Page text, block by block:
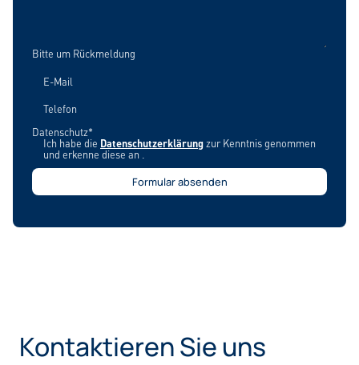
Bitte um Rückmeldung
E-Mail
Telefon
Datenschutz*
Ich habe die Datenschutzerklärungzur Kenntnis genommen
und erkenne diese an .
Kontaktieren Sie uns